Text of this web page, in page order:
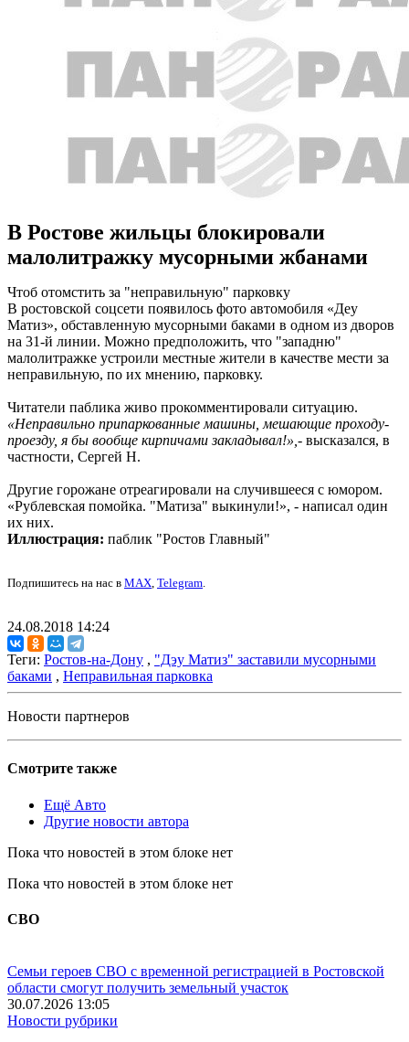
В Ростове жильцы блокировали
малолитражку мусорными жбанами
Чтоб отомстить за "неправильную" парковку
В ростовской соцсети появилось фото автомобиля «Деу
Матиз», обставленную мусорными баками в одном из дворов
на 31-й линии. Можно предположить, что "западню"
малолитражке устроили местные жители в качестве мести за
неправильную, по их мнению, парковку.
Читатели паблика живо прокомментировали ситуацию.
«Неправильно припаркованные машины, мешающие проходу-
проезду, я бы вообще кирпичами закладывал!», - высказался, в
частности, Сергей Н.
Другие горожане отреагировали на случившееся с юмором.
«Рублевская помойка. "Матиза" выкинули!», - написал один
их них.
Иллюстрация: паблик "Ростов Главный"
Подпишитесь на нас в MAX, Telegram.
24.08.2018 14:24
Теги: Ростов-на-Дону , "Дэу Матиз" заставили мусорными
баками , Неправильная парковка
Новости партнеров
Смотрите также
Ещё Авто
Другие новости автора
Пока что новостей в этом блоке нет
Пока что новостей в этом блоке нет
СВО
Семьи героев СВО с временной регистрацией в Ростовской
области смогут получить земельный участок
30.07.2026 13:05
Новости рубрики